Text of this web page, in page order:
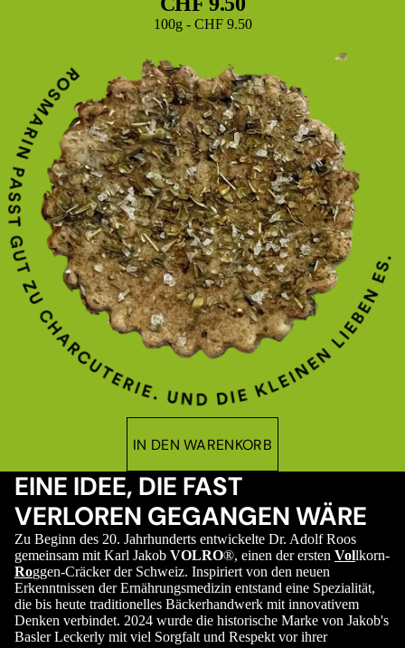
Grundpreis
100g - CHF 9.50
IN DEN WARENKORB
EINE IDEE, DIE FAST
VERLOREN GEGANGEN WÄRE
Zu Beginn des 20. Jahrhunderts entwickelte Dr. Adolf Roos
gemeinsam mit Karl Jakob VOLRO®, einen der ersten Vollkorn-
Roggen-Cräcker der Schweiz. Inspiriert von den neuen
Erkenntnissen der Ernährungsmedizin entstand eine Spezialität,
die bis heute traditionelles Bäckerhandwerk mit innovativem
Denken verbindet. 2024 wurde die historische Marke von Jakob's
Basler Leckerly mit viel Sorgfalt und Respekt vor ihrer